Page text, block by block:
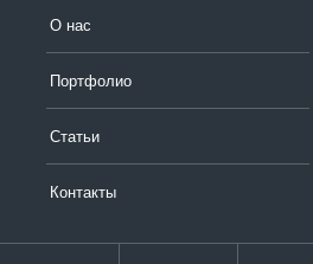
О нас
Портфолио
Статьи
Контакты